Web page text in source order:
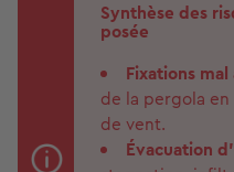
Synthèse des
posée
Fixations
de la pergola
de vent.
Évacuation